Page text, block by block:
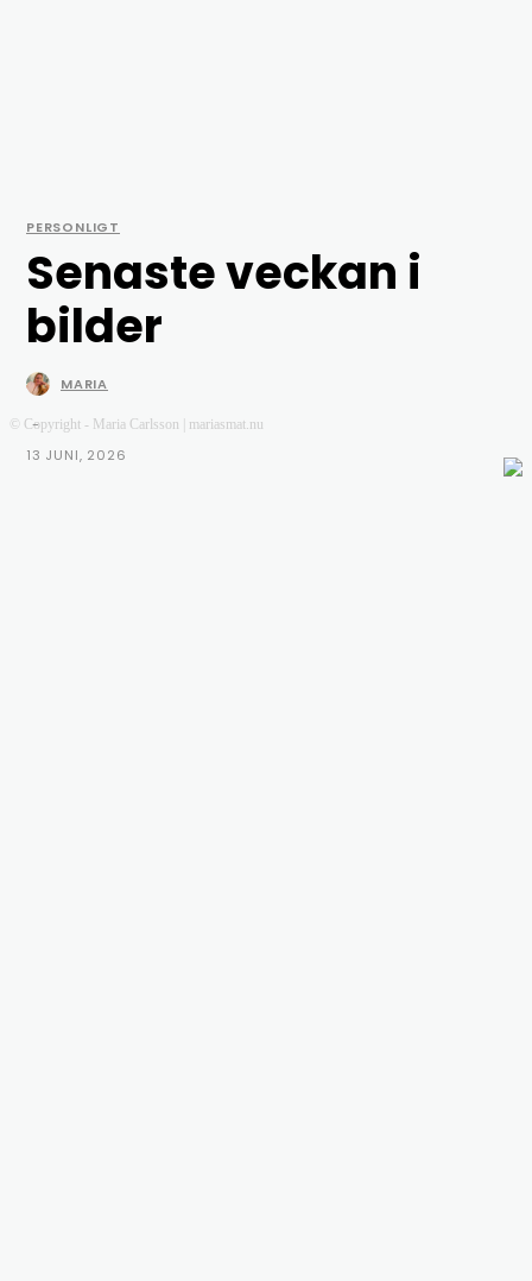
PERSONLIGT
Senaste veckan i
bilder
MARIA
-
13 JUNI, 2026
© Copyright - Maria Carlsson | mariasmat.nu